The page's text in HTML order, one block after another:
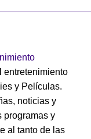
entretenimiento
y Películas.
noticias y
programas y
al tanto de las